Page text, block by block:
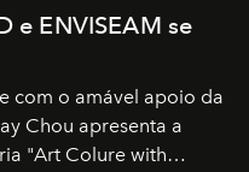
e ENVISEAM se
e com o amável apoio da
Chou apresenta a
"Art Colure with